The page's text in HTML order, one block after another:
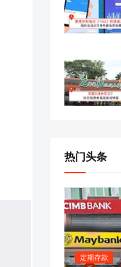
热门头条
定期存款